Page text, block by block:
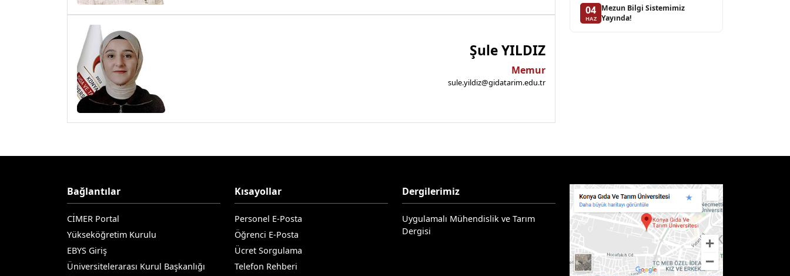
Şule YILDIZ
Memur
sule.yildiz@gidatarim.edu.tr
04
HAZ
Mezun Bilgi Sistemimiz
Yayında!
Bağlantılar
CİMER Portal
Yükseköğretim Kurulu
EBYS Giriş
Üniversitelerarası Kurul Başkanlığı
Kısayollar
Personel E-Posta
Öğrenci E-Posta
Ücret Sorgulama
Telefon Rehberi
Dergilerimiz
Uygulamalı Mühendislik ve Tarım
Dergisi